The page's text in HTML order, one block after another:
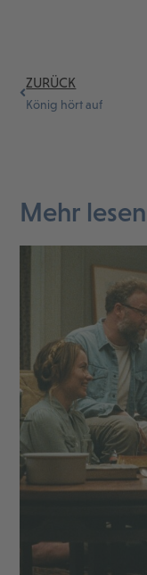
ZURÜCK
König hört auf
Mehr lesen